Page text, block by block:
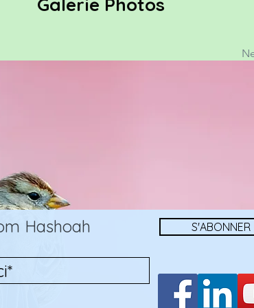
Hashoah
S'ABONNER